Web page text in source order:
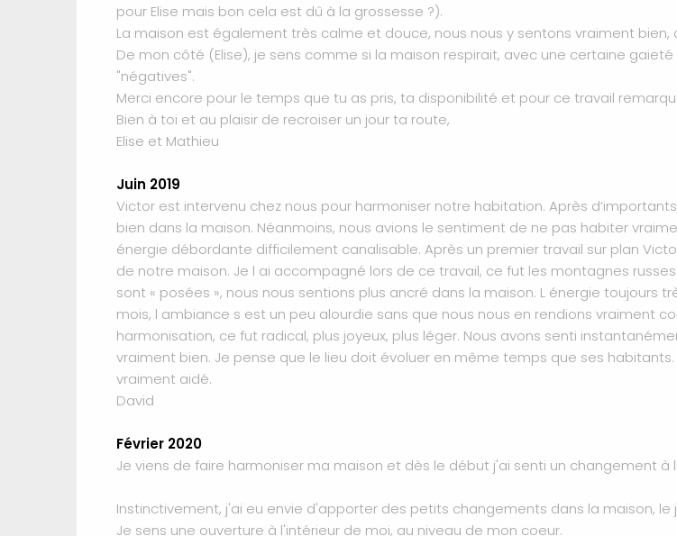
pour Elise mais bon cela est dû à la grossesse ?).
La maison est également très calme et douce, nous nous y sentons vraiment
De mon côté (Elise), je sens comme si la maison respirait, avec une certaine
"négatives".
Merci encore pour le temps que tu as pris, ta disponibilité et pour ce travail
Bien à toi et au plaisir de recroiser un jour ta route,
Elise et Mathieu
Juin 2019
Victor est intervenu chez nous pour harmoniser notre habitation. Après
bien dans la maison. Néanmoins, nous avions le sentiment de ne pas habiter
énergie débordante difficilement canalisable. Après un premier travail sur plan
de notre maison. Je l ai accompagné lors de ce travail, ce fut les montagnes
sont « posées », nous nous sentions plus ancré dans la maison. L énergie toujours
mois, l ambiance s est un peu alourdie sans que nous nous en rendions vraiment
harmonisation, ce fut radical, plus joyeux, plus léger. Nous avons senti
vraiment bien. Je pense que le lieu doit évoluer en même temps que ses
vraiment aidé.
David
Février 2020
Je viens de faire harmoniser ma maison et dès le début j'ai senti un changement à
Instinctivement, j'ai eu envie d'apporter des petits changements dans la maison, le
Je sens une ouverture à l'intérieur de moi, au niveau de mon coeur.